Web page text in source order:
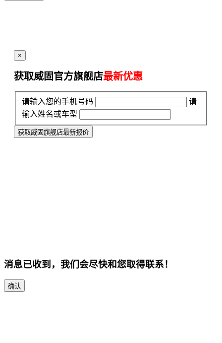
×
获取威固官方旗舰店最新优惠
请输入您的手机号码
请
输入姓名或车型
获取威固旗舰店最新报价
消息已收到，我们会尽快和您取得联系！
确认